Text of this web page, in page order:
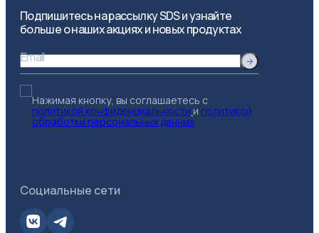
Подпишитесь на рассылку SDS и узнайте
больше о наших акциях и новых продуктах
Email
Нажимая кнопку, вы соглашаетесь с
политикой конфиденциальности и политикой
обработки персональных данных
Социальные сети